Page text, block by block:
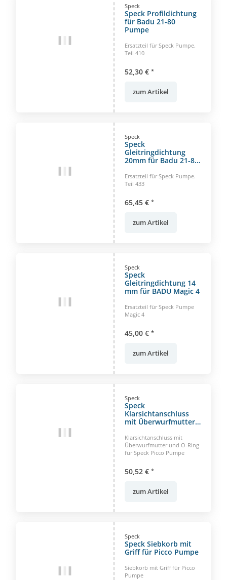
Speck
Speck Profildichtung
für Badu 21-80
Pumpe
Ersatzteil für Speck Pumpe.
Teil 410
52,30 € *
zum Artikel
Speck
Speck
Gleitringdichtung
20mm für Badu 21-80
Ersatzteil für Speck Pumpe.
Teil 433
65,45 € *
zum Artikel
Speck
Speck
Gleitringdichtung 14
mm für BADU Magic 4
Ersatzteil für Speck Pumpe
Magic 4
45,00 € *
zum Artikel
Speck
Speck
Klarsichtanschluss
mit Überwurfmutter
Picco Pumpe
Klarsichtanschluss mit
Überwurfmutter und O-Ring
für Speck Picco Pumpe
50,52 € *
zum Artikel
Speck
Speck Siebkorb mit
Griff für Picco Pumpe
Siebkorb mit Griff für Picco
Pumpe